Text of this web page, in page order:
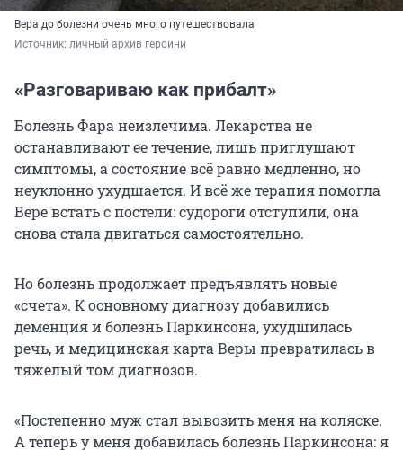
Вера до болезни очень много путешествовала
Источник: личный архив героини
«Разговариваю как прибалт»
Болезнь Фара неизлечима. Лекарства не
останавливают ее течение, лишь приглушают
симптомы, а состояние всё равно медленно, но
неуклонно ухудшается. И всё же терапия помогла
Вере встать с постели: судороги отступили, она
снова стала двигаться самостоятельно.
Но болезнь продолжает предъявлять новые
«счета». К основному диагнозу добавились
деменция и болезнь Паркинсона, ухудшилась
речь, и медицинская карта Веры превратилась в
тяжелый том диагнозов.
«Постепенно муж стал вывозить меня на коляске.
А теперь у меня добавилась болезнь Паркинсона: я